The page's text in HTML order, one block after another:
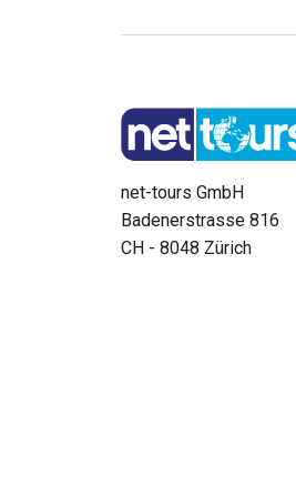
net-tours GmbH
Badenerstrasse 816
CH - 8048 Zürich